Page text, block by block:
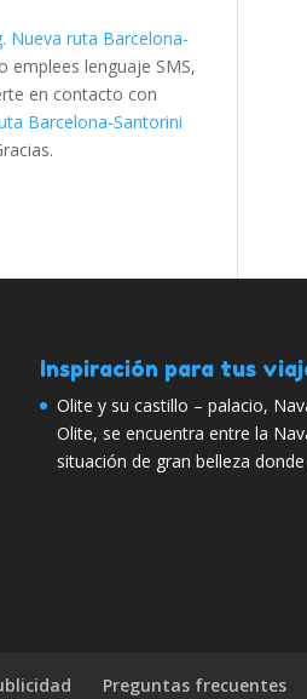
Nueva ruta Barcelona-
emplees lenguaje SMS,
en contacto con
Barcelona-Santorini
Inspiración para tus
Olite y su castillo – palacio,
Olite, se encuentra entre la
situación de gran belleza
Preguntas frecuentes